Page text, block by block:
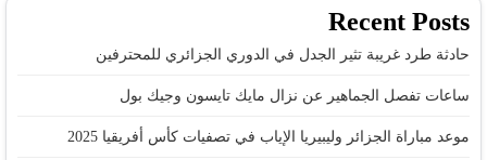
Recent Posts
حادثة طرد غريبة تثير الجدل في الدوري الجزائري للمحترفين
ساعات تفصل الجماهير عن نزال مايك تايسون وجيك بول
موعد مباراة الجزائر وليبيريا الإياب في تصفيات كأس أفريقيا 2025